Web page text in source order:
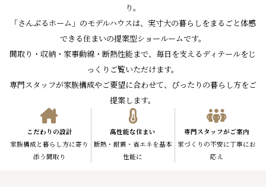
り。
「さんぷるホーム」のモデルハウスは、実寸大の暮らしをまるごと体感
できる住まいの提案型ショールームです。
間取り・収納・家事動線・断熱性能まで、毎日を支えるディテールをじ
っくりご覧いただけます。
専門スタッフが家族構成やご要望に合わせて、ぴったりの暮らし方をご
提案します。
こだわりの設計
家族構成と暮らし方に寄り
添う間取り
高性能な住まい
断熱・耐震・省エネを基本
性能に
専門スタッフがご案内
家づくりの不安に丁寧にお
応え